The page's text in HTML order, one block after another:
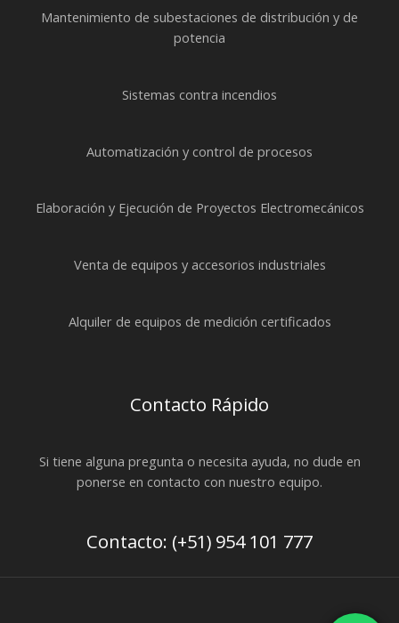
Mantenimiento de subestaciones de distribución y de
potencia
Sistemas contra incendios
Automatización y control de procesos
Elaboración y Ejecución de Proyectos Electromecánicos
Venta de equipos y accesorios industriales
Alquiler de equipos de medición certificados
Contacto Rápido
Si tiene alguna pregunta o necesita ayuda, no dude en
ponerse en contacto con nuestro equipo.
Contacto: (+51) 954 101 777